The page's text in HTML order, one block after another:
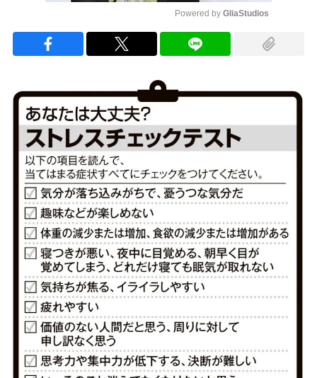
Powered by GliaStudios